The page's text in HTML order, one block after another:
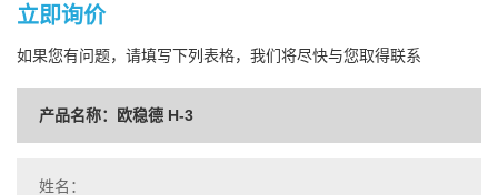
立即询价
如果您有问题，请填写下列表格，我们将尽快与您取得联系